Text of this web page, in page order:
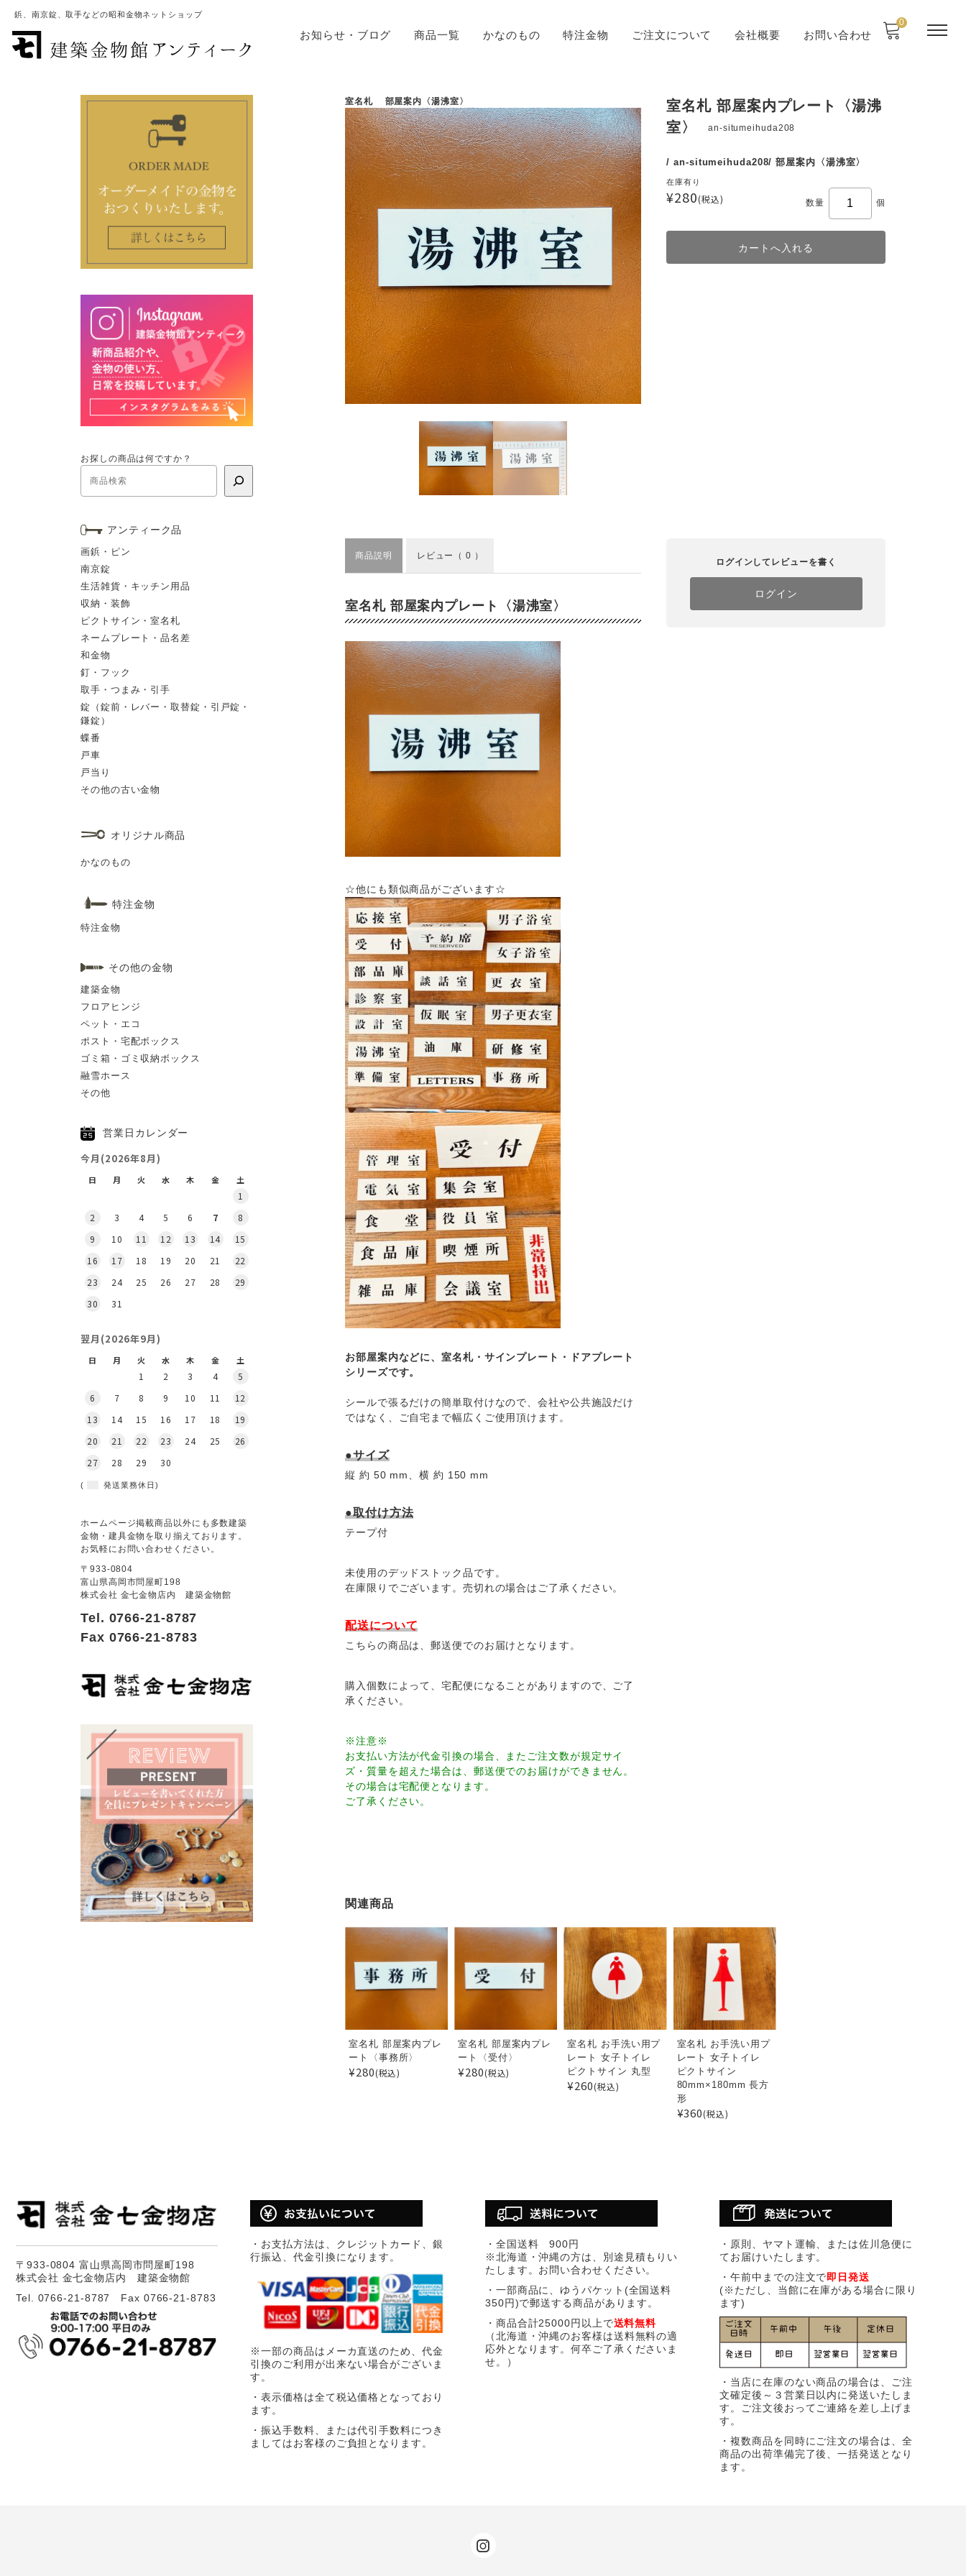
鋲、南京錠、取手などの昭和金物ネットショップ
お知らせ・ブログ 商品一覧 かなのもの 特注金物 ご注文について 会社概要 お問い合わせ
0
室名札 部屋案内〈湯沸室〉
室名札 部屋案内プレート〈湯沸
室〉
an-situmeihuda208
/ an-situmeihuda208/ 部屋案内〈湯沸室〉
在庫有り
¥280(税込) 数量 個
商品説明 レビュー （ 0 ）
室名札 部屋案内プレート〈湯沸室〉
☆他にも類似商品がございます☆
お部屋案内などに、室名札・サインプレート・ドアプレート
シリーズです。
シールで張るだけの簡単取付けなので、会社や公共施設だけ
ではなく、ご自宅まで幅広くご使用頂けます。
●サイズ
縦 約 50 mm、横 約 150 mm
●取付け方法
テープ付
未使用のデッドストック品です。
在庫限りでございます。売切れの場合はご了承ください。
配送について
こちらの商品は、郵送便でのお届けとなります。
購入個数によって、宅配便になることがありますので、ご了
承ください。
※注意※
お支払い方法が代金引換の場合、またご注文数が規定サイ
ズ・質量を超えた場合は、郵送便でのお届けができません。
その場合は宅配便となります。
ご了承ください。
ログインしてレビューを書く
ログイン
関連商品
室名札 部屋案内プレ
ート〈事務所〉
¥280(税込)
室名札 部屋案内プレ
ート〈受付〉
¥280(税込)
室名札 お手洗い用プ
レート 女子トイレ
ピクトサイン 丸型
¥260(税込)
室名札 お手洗い用プ
レート 女子トイレ
ピクトサイン
80mm×180mm 長方
形
¥360(税込)
お探しの商品は何ですか？
アンティーク品
画鋲・ピン
南京錠
生活雑貨・キッチン用品
収納・装飾
ピクトサイン・室名札
ネームプレート・品名差
和金物
釘・フック
取手・つまみ・引手
錠（錠前・レバー・取替錠・引戸錠・
鎌錠）
蝶番
戸車
戸当り
その他の古い金物
オリジナル商品
かなのもの
特注金物
特注金物
その他の金物
建築金物
フロアヒンジ
ペット・エコ
ポスト・宅配ボックス
ゴミ箱・ゴミ収納ボックス
融雪ホース
その他
営業日カレンダー
今月(2026年8月)
日 月 火 水 木 金 土
1
2
3 4 5 6 7
8
9
10 11 12 13 14
15
16
17 18 19 20 21
22
23
24 25 26 27 28
29
30
31
翌月(2026年9月)
日 月 火 水 木 金 土
1 2 3 4
5
6
7 8 9 10 11
12
13
14 15 16 17 18
19
20
21 22 23 24 25
26
27
28 29 30
( 発送業務休日)
ホームページ掲載商品以外にも多数建築
金物・建具金物を取り揃えております。
お気軽にお問い合わせください。
〒933-0804
富山県高岡市問屋町198
株式会社 金七金物店内 建築金物館
Tel. 0766-21-8787
Fax 0766-21-8783
〒933-0804 富山県高岡市問屋町198
株式会社 金七金物店内 建築金物館
Tel. 0766-21-8787 Fax 0766-21-8783
・お支払方法は、クレジットカード、銀
行振込、代金引換になります。
※一部の商品はメーカ直送のため、代金
引換のご利用が出来ない場合がございま
す。
・表示価格は全て税込価格となっており
ます。
・振込手数料、または代引手数料につき
ましてはお客様のご負担となります。
・全国送料 900円
※北海道・沖縄の方は、別途見積もりい
たします。お問い合わせください。
・一部商品に、ゆうパケット(全国送料
350円)で郵送する商品があります。
・商品合計25000円以上で送料無料
（北海道・沖縄のお客様は送料無料の適
応外となります。何卒ご了承くださいま
せ。）
・原則、ヤマト運輸、または佐川急便に
てお届けいたします。
・午前中までの注文で即日発送
(※ただし、当館に在庫がある場合に限り
ます)
・当店に在庫のない商品の場合は、ご注
文確定後～３営業日以内に発送いたしま
す。ご注文後おってご連絡を差し上げま
す。
・複数商品を同時にご注文の場合は、全
商品の出荷準備完了後、一括発送となり
ます。